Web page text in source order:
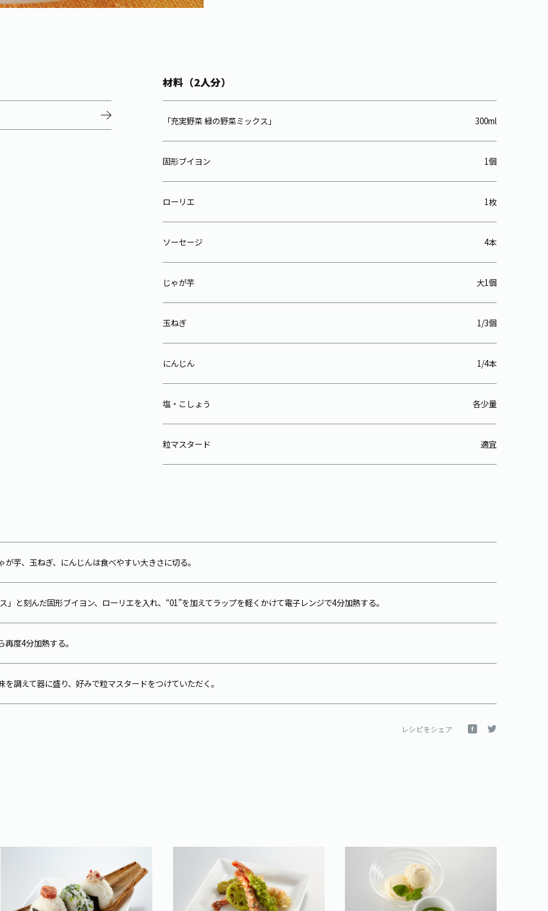
材料（2人分）
「充実野菜 緑の野菜ミックス」 300ml
固形ブイヨン 1個
ローリエ 1枚
ソーセージ 4本
じゃが芋 大1個
玉ねぎ 1/3個
にんじん 1/4本
塩・こしょう 各少量
粒マスタード 適宜
芋、玉ねぎ、にんじんは食べやすい大きさに切る。
と刻んだ固形ブイヨン、ローリエを入れ、“01”を加えてラップを軽くかけて電子レンジで4分加熱する。
度4分加熱する。
調えて器に盛り、好みで粒マスタードをつけていただく。
レシピをシェア